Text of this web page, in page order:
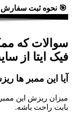
ثبت سفارش به
که ممکن
از سایت
ممبر ها ریزش
این ممبر ها خیلی
باشه.